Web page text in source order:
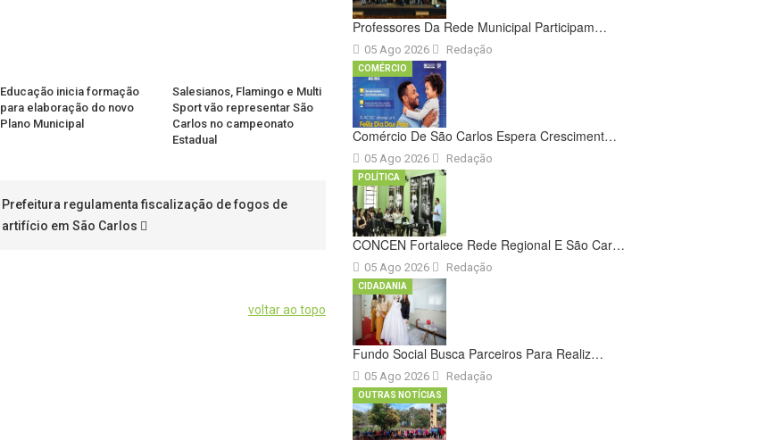
Educação inicia formação
para elaboração do novo
Plano Municipal
Salesianos, Flamingo e Multi
Sport vão representar São
Carlos no campeonato
Estadual
Prefeitura regulamenta fiscalização de fogos de
artifício em São Carlos
voltar ao topo
Professores Da Rede Municipal Participam…
05 Ago 2026 Redação
Comércio De São Carlos Espera Cresciment…
05 Ago 2026
COMÉRCIO
Redação
CONCEN Fortalece Rede Regional E São Car…
05 Ago 2026
POLÍTICA
Redação
Fundo Social Busca Parceiros Para Realiz…
05 Ago 2026
CIDADANIA
Redação
OUTRAS NOTÍCIAS